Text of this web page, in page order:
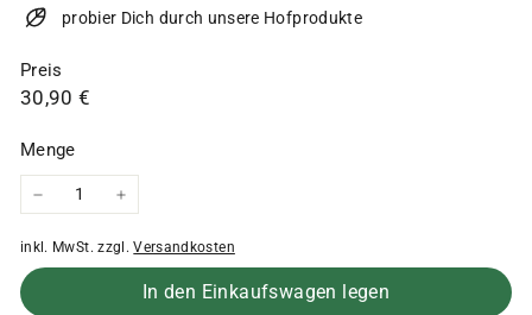
probier Dich durch unsere Hofprodukte
Preis
Normaler
30,90 €
Menge
inkl. MwSt. zzgl.Versandkosten
In den Einkaufswagen legen